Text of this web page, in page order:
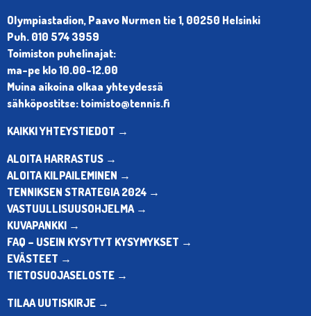
Olympiastadion, Paavo Nurmen tie 1, 00250 Helsinki
Puh. 010 574 3959
Toimiston puhelinajat:
ma-pe klo 10.00-12.00
Muina aikoina olkaa yhteydessä
sähköpostitse: toimisto@tennis.fi
KAIKKI YHTEYSTIEDOT →
ALOITA HARRASTUS →
ALOITA KILPAILEMINEN →
TENNIKSEN STRATEGIA 2024 →
VASTUULLISUUSOHJELMA →
KUVAPANKKI →
FAQ – USEIN KYSYTYT KYSYMYKSET →
EVÄSTEET →
TIETOSUOJASELOSTE →
TILAA UUTISKIRJE →